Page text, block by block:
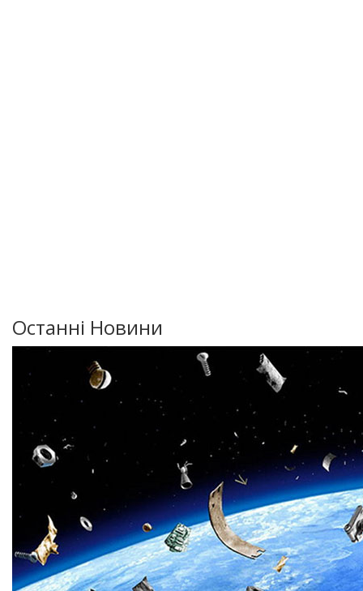
Останні Новини